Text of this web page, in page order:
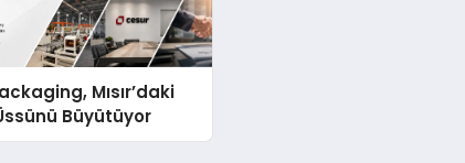
Mısır’daki
Büyütüyor